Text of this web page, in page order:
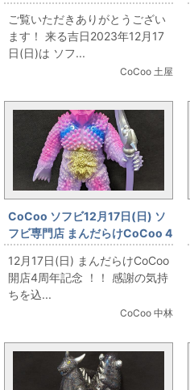
周年記念 「マルサン 世紀の大怪
獣 世紀の大いか怪獣 ゲゾラ
350」
ご覧いただきありがとうござい
ます！ 来る吉日2023年12月17
日(日)は ソフ...
CoCoo 土屋
CoCoo ソフビ12月17日(日) ソ
フビ専門店 まんだらけCoCoo 4
周年記念 「やまなや 怪獣郷 巨大
ヤプール改造 DX版」
12月17日(日) まんだらけCoCoo
開店4周年記念 ！！ 感謝の気持
ちを込...
CoCoo 中林